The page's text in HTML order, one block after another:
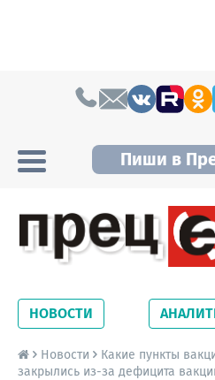
Пиши в
Новосибирской
новости на сайте
Precedent.
НОВОСТИ
Новости
Какие пункты
закрылись из-за дефицита